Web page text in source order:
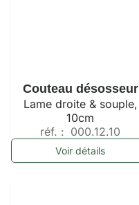
Couteau désosseur
Lame droite & souple,
10cm
réf. : 000.12.10
Voir détails